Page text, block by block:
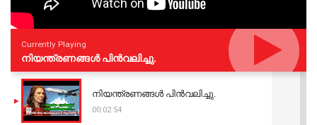
Currently Playing
നിയന്ത്രണങ്ങള്‍ പിന്‍വലിച്ചു.
നിയന്ത്രണങ്ങള്‍ പിന്‍വലിച്ചു.
00:02:54